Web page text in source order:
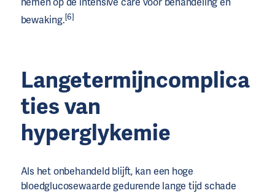
bewaking.[6]
Langetermijncomplica
ties van
hyperglykemie
Als het onbehandeld blijft, kan een hoge
bloedglucosewaarde gedurende lange tijd schade